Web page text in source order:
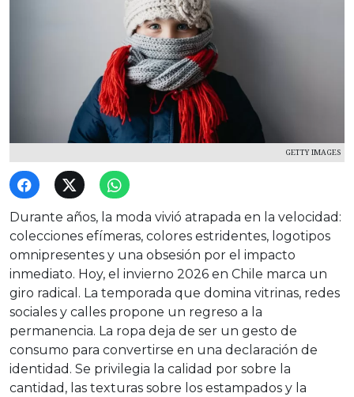
GETTY IMAGES
Durante años, la moda vivió atrapada en la velocidad:
colecciones efímeras, colores estridentes, logotipos
omnipresentes y una obsesión por el impacto
inmediato. Hoy, el invierno 2026 en Chile marca un
giro radical. La temporada que domina vitrinas, redes
sociales y calles propone un regreso a la
permanencia. La ropa deja de ser un gesto de
consumo para convertirse en una declaración de
identidad. Se privilegia la calidad por sobre la
cantidad, las texturas sobre los estampados y la